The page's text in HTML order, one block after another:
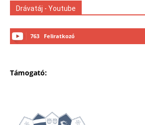
Drávatáj - Youtube
763 Feliratkozó
Támogató: